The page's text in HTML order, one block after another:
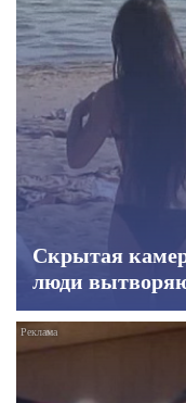
Скрытая
люди